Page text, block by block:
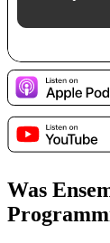
Was